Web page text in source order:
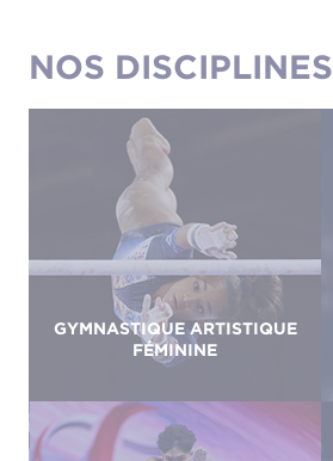
NOS DISCIPLINES
GYMNASTIQUE ARTISTIQUE
FÉMININE